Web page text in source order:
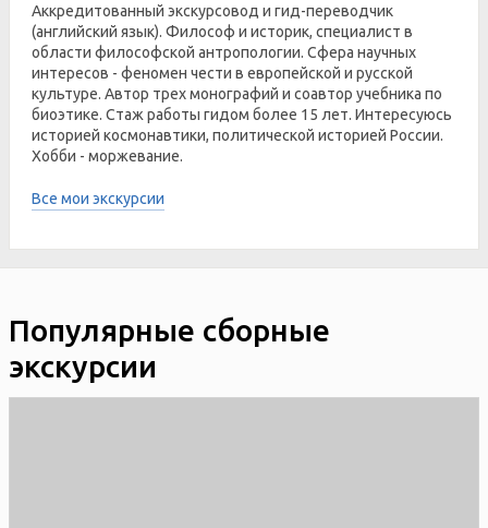
Аккредитованный экскурсовод и гид-переводчик
(английский язык). Философ и историк, специалист в
области философской антропологии. Сфера научных
интересов - феномен чести в европейской и русской
культуре. Автор трех монографий и соавтор учебника по
биоэтике. Стаж работы гидом более 15 лет. Интересуюсь
историей космонавтики, политической историей России.
Хобби - моржевание.
Все мои экскурсии
Популярные сборные
экскурсии